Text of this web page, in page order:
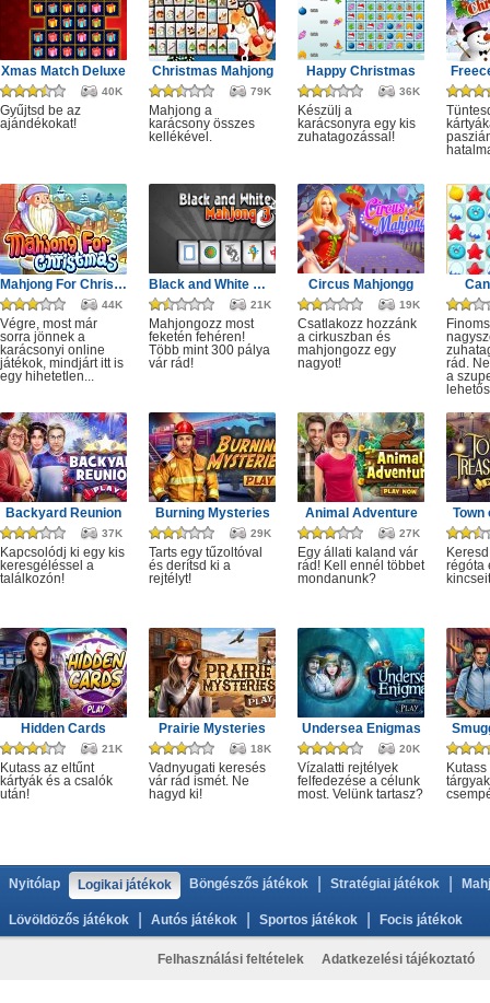
Xmas Match Deluxe
40K
Gyűjtsd be az
ajándékokat!
Christmas Mahjong
79K
Mahjong a
karácsony összes
kellékével.
Happy Christmas
36K
Készülj a
karácsonyra egy kis
zuhatagozással!
Mahjong For Christmas
44K
Végre, most már
sorra jönnek a
karácsonyi online
játékok, mindjárt itt is
egy hihetetlen...
Black and White Mahjong 3
21K
Mahjongozz most
feketén fehéren!
Több mint 300 pálya
vár rád!
Circus Mahjongg
19K
Csatlakozz hozzánk
a cirkuszban és
mahjongozz egy
nagyot!
rád.
a
Backyard Reunion
37K
Kapcsolódj ki egy kis
keresgéléssel a
találkozón!
Burning Mysteries
29K
Tarts egy tűzoltóval
és derítsd ki a
rejtélyt!
Animal Adventure
27K
Egy állati kaland vár
rád! Kell ennél többet
mondanunk?
Town
régóta
Hidden Cards
21K
Kutass az eltűnt
kártyák és a csalók
után!
Prairie Mysteries
18K
Vadnyugati keresés
vár rád ismét. Ne
hagyd ki!
Undersea Enigmas
20K
Vízalatti rejtélyek
felfedezése a célunk
most. Velünk tartasz?
Nyitólap Logikai játékok Böngészős játékok Stratégiai játékok
Lövöldözős játékok Autós játékok Sportos játékok Focis játékok
Felhasználási feltételek Adatkezelési tájékoztató